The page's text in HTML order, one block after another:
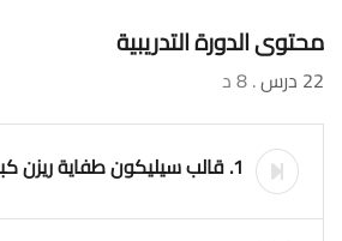
محتوى الدورة التدريبية
22 درس . 8 د
1. قالب سيليكون طفاية ريزن كبيرة shorts